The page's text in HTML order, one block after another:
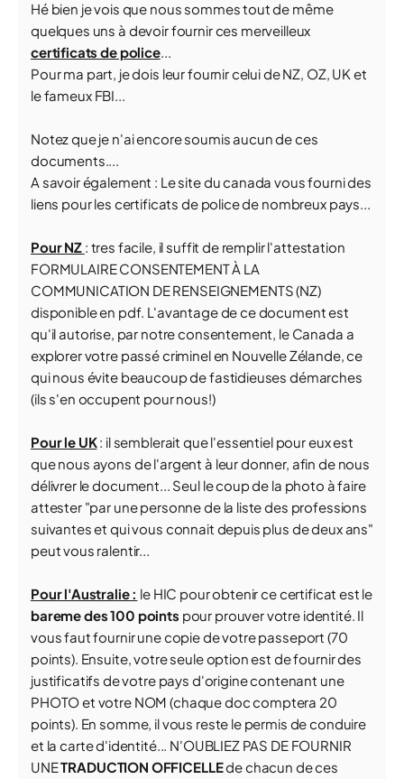
Hé bien je vois que nous sommes tout de même
quelques uns à devoir fournir ces merveilleux
certificats de police...
Pour ma part, je dois leur fournir celui de NZ, OZ, UK et
le fameux FBI...
Notez que je n'ai encore soumis aucun de ces
documents....
A savoir également : Le site du canada vous fourni des
liens pour les certificats de police de nombreux pays...
Pour NZ : tres facile, il suffit de remplir l'attestation
FORMULAIRE CONSENTEMENT À LA
COMMUNICATION DE RENSEIGNEMENTS (NZ)
disponible en pdf. L'avantage de ce document est
qu'il autorise, par notre consentement, le Canada a
explorer votre passé criminel en Nouvelle Zélande, ce
qui nous évite beaucoup de fastidieuses démarches
(ils s'en occupent pour nous!)
Pour le UK: il semblerait que l'essentiel pour eux est
que nous ayons de l'argent à leur donner, afin de nous
délivrer le document... Seul le coup de la photo à faire
attester "par une personne de la liste des professions
suivantes et qui vous connait depuis plus de deux ans"
peut vous ralentir...
Pour l'Australie : le HIC pour obtenir ce certificat est le
bareme des 100 points pour prouver votre identité. Il
vous faut fournir une copie de votre passeport (70
points). Ensuite, votre seule option est de fournir des
justificatifs de votre pays d'origine contenant une
PHOTO et votre NOM (chaque doc comptera 20
points). En somme, il vous reste le permis de conduire
et la carte d'identité... N'OUBLIEZ PAS DE FOURNIR
UNETRADUCTION OFFICELLEde chacun de ces